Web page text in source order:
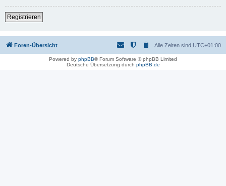
Registrieren
Foren-Übersicht Alle Zeiten sind UTC+01:00
Powered by phpBB® Forum Software © phpBB Limited
Deutsche Übersetzung durch phpBB.de